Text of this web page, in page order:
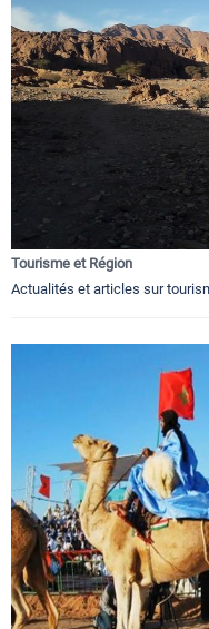
Tourisme et Région
Actualités et articles sur